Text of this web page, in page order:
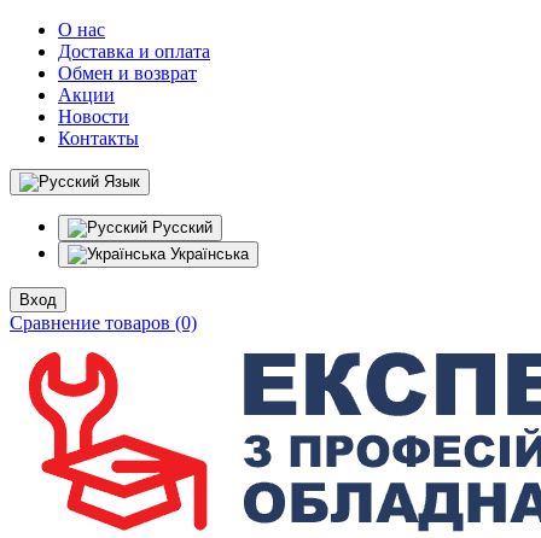
О нас
Доставка и оплата
Обмен и возврат
Акции
Новости
Контакты
Язык
Русский
Українська
Вход
Сравнение товаров (0)